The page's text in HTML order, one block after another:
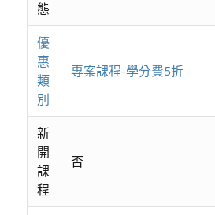
態
優
惠
類
別
專案課程-學分費5折
新
開
課
程
否